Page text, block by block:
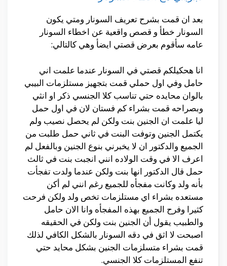
بعد ان قمت بشرح تعريف السونار ومتي يكون
السونار خطأ و قصص واقعية عن اخطاء السونار
عامه سأقوم بعرض قصتي ايضأ وهي كالتالي:
انا هحكيلكم قصتي في السونار عندما علمت اني
حامل وفي اول حملي قمت بتجهيز مستلزمات البيبي
بالوان محايده حتي تناسب كلا الجنسي ذكر او انثي
وبصراحه قمت بشراء كم فستان لان في اول حمل
ليا علمت ان الجنين بنت ولكن لم يحصل نصيب ولم
يكتمل الجنين وتوفت البنت في ثاني حمل طلبت من
الجميع والدكتور ان لا يخبرني بنوع الجنين وبالفعل لم
اعرف الا في وقت الولاده انني انجبت بنت في ثالث
حمل قال الدكتور انها بنت ولكن عندما ولدت تفجأت
بأنه ولد وكانت مفجأه للجميع رغم انني لم أكن
مستعده بشراء اي مستلزمات تخص ولد ولكن فرحت
كثيرا وفرح الجميع بهذه المفجأه وانا الان حامل
والطبيب يقول أن الجنين بنت ولكن في الحقيقه
اصبحت لا اثق في دقه السونار بالشكل الكافي لذلك
قمت بشراء متسلزمات الجنين بشكل محايد حتي
تنفع المستلزمات كلا الجنسي.